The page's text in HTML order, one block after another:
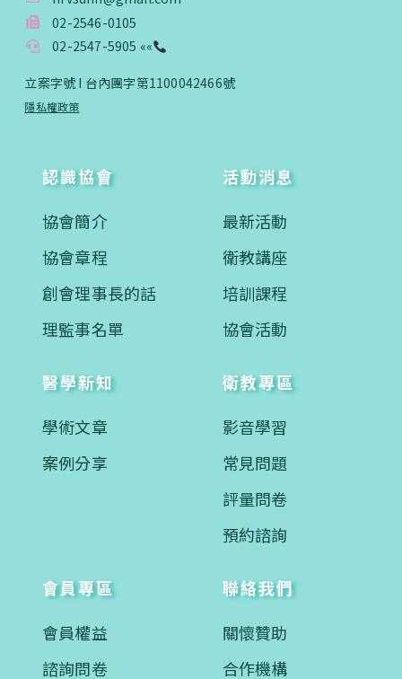
02-2546-0105
02-2547-5905 ««
立案字號 I 台內團字第1100042466號
隱私權政策
認識協會
協會簡介
協會章程
創會理事長的話
理監事名單
活動消息
最新活動
衛教講座
培訓課程
協會活動
醫學新知
學術文章
案例分享
衛教專區
影音學習
常見問題
評量問卷
預約諮詢
會員專區
會員權益
諮詢問卷
聯絡我們
關懷贊助
合作機構